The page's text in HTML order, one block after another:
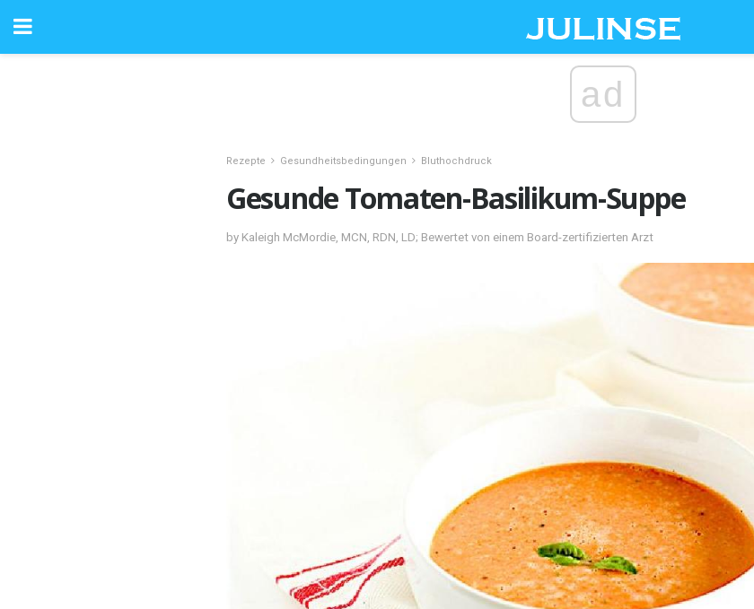
ad
Rezepte Gesundheitsbedingungen Bluthochdruck
Gesunde Tomaten-Basilikum-Suppe
by Kaleigh McMordie, MCN, RDN, LD; Bewertet von einem Board-zertifizierten Arzt